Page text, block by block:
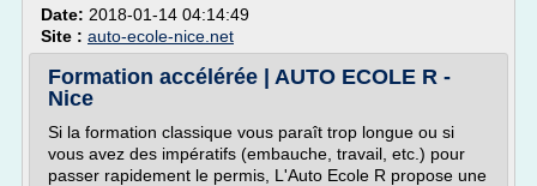
Date: 2018-01-14 04:14:49
Site : auto-ecole-nice.net
Formation accélérée | AUTO ECOLE R -
Nice
Si la formation classique vous paraît trop longue ou si
vous avez des impératifs (embauche, travail, etc.) pour
passer rapidement le permis, L'Auto Ecole R propose une